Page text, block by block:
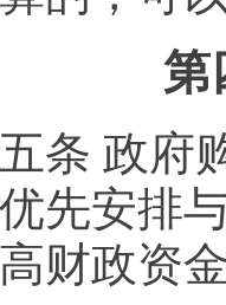
第
政府购
先安排
财政资